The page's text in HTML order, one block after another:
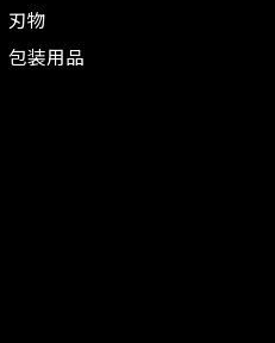
刃物
包装用品